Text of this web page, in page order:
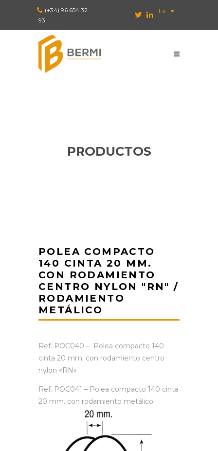
(+34) 96 654 32
93
Es
PRODUCTOS
POLEA COMPACTO
140 CINTA 20 MM.
CON RODAMIENTO
CENTRO NYLON "RN" /
RODAMIENTO
METÁLICO
Ref. POC040 – Polea compacto 140
cinta 20 mm. con rodamiento centro
nylon «RN»
Ref. POC041 – Polea compacto 140 cinta
20 mm. con rodamiento metálico